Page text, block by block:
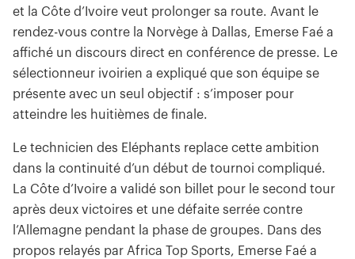
et la Côte d’Ivoire veut prolonger sa route. Avant le
rendez-vous contre la Norvège à Dallas, Emerse Faé a
affiché un discours direct en conférence de presse. Le
sélectionneur ivoirien a expliqué que son équipe se
présente avec un seul objectif : s’imposer pour
atteindre les huitièmes de finale.
Le technicien des Eléphants replace cette ambition
dans la continuité d’un début de tournoi compliqué.
La Côte d’Ivoire a validé son billet pour le second tour
après deux victoires et une défaite serrée contre
l’Allemagne pendant la phase de groupes. Dans des
propos relayés par Africa Top Sports, Emerse Faé a